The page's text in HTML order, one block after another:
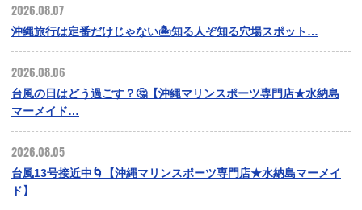
2026.08.07
沖縄旅行は定番だけじゃない🏝️知る人ぞ知る穴場スポット…
2026.08.06
台風の日はどう過ごす？🤔【沖縄マリンスポーツ専門店★水納島
マーメイド…
2026.08.05
台風13号接近中🌀【沖縄マリンスポーツ専門店★水納島マーメイ
ド】